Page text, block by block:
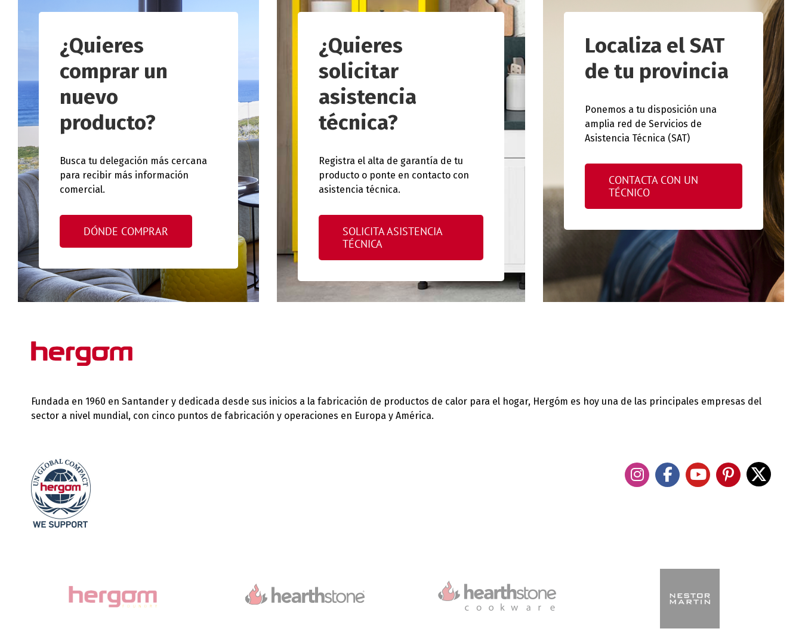
¿Quieres
comprar un
nuevo
producto?
Busca tu delegación más cercana
para recibir más información
comercial.
DÓNDE COMPRAR
¿Quieres
solicitar
asistencia
técnica?
Registra el alta de garantía de tu
producto o ponte en contacto con
asistencia técnica.
SOLICITA ASISTENCIA
TÉCNICA
Localiza el SAT
de tu provincia
Ponemos a tu disposición una
amplia red de Servicios de
Asistencia Técnica (SAT)
CONTACTA CON UN
TÉCNICO
Fundada en 1960 en Santander y dedicada desde sus inicios a la fabricación de productos de calor para el hogar, Hergóm es hoy una de las principales empresas del
sector a nivel mundial, con cinco puntos de fabricación y operaciones en Europa y América.